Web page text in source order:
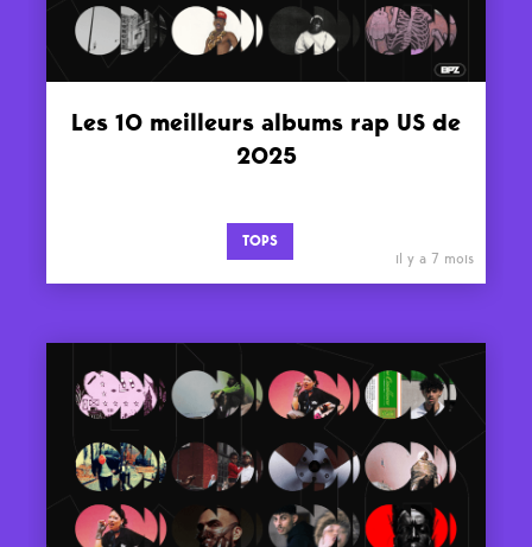
Les 10 meilleurs albums rap US de
2025
TOPS
il y a 7 mois